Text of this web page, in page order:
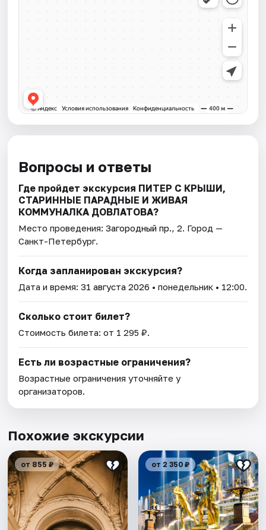
Вопросы и ответы
Где пройдет экскурсия ПИТЕР С КРЫШИ,
СТАРИННЫЕ ПАРАДНЫЕ И ЖИВАЯ
КОММУНАЛКА ДОВЛАТОВА?
Место проведения:Загородный пр., 2. Город —
Санкт-Петербург.
Когда запланирован экскурсия?
Дата и время:31 августа 2026 • понедельник • 12:00.
Сколько стоит билет?
Стоимость билета: от 1 295 ₽.
Есть ли возрастные ограничения?
Возрастные ограничения уточняйте у
организаторов.
Похожие экскурсии
от 855 ₽ от 2 350 ₽